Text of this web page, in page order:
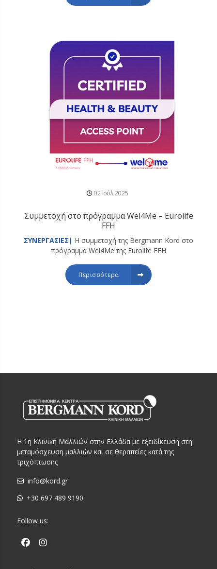
02 Ιούλ 2025
Συμμετοχή στο πρόγραμμα Wel4Me – Eurolife
FFH
ΣΥΝΕΡΓΑΣΙΕΣ| Η συμμετοχή της Bergmann Kord στο
πρόγραμμα Wel4Me της Eurolife FFH
Περισσότερα
Η 1η Κλινική Μαλλιών στην Ελλάδα με εξειδίκευση στη
μεταμόσχευση μαλλιών και σε θεραπείες κατά της
τριχόπτωσης
info@kord.gr
+30 697 489 9190
Follow us: